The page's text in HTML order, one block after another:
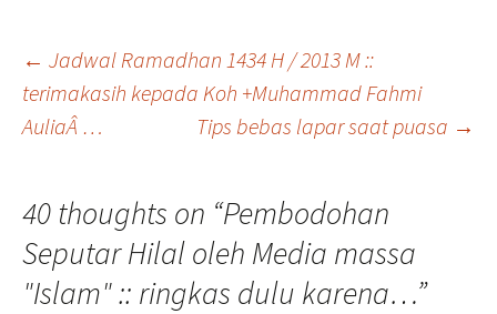
Post
navigation
← Jadwal Ramadhan 1434 H / 2013 M ::
terimakasih kepada Koh +Muhammad Fahmi
AuliaÂ …
Tips bebas lapar saat puasa →
40 thoughts on “Pembodohan
Seputar Hilal oleh Media massa
"Islam" :: ringkas dulu karena…”